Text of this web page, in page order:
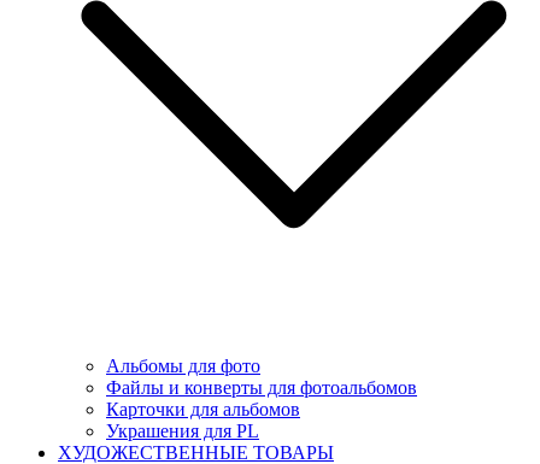
Альбомы для фото
Файлы и конверты для фотоальбомов
Карточки для альбомов
Украшения для PL
ХУДОЖЕСТВЕННЫЕ ТОВАРЫ